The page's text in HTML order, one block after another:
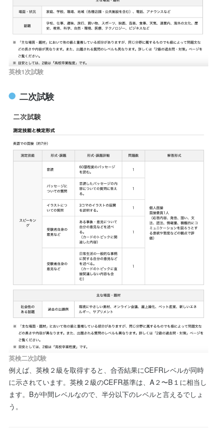
英検1次試験
二次試験
英検二次試験
例えば、英検２級を取得すると、合否結果にCEFRレベルが同時
に示されています。英検２級のCEFR基準は、A２〜B１に相当し
ます。Bが中間レベルなので、半分以下のレベルと言えるでしょ
う。